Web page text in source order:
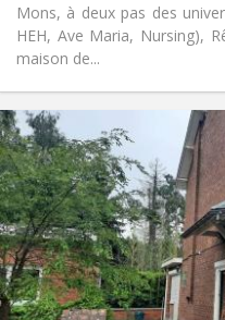
Mons, à deux pas des
HEH, Ave Maria, Nursing),
maison de...